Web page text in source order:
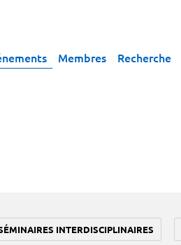
Membres Recherche
INTERDISCIPLINAIRES